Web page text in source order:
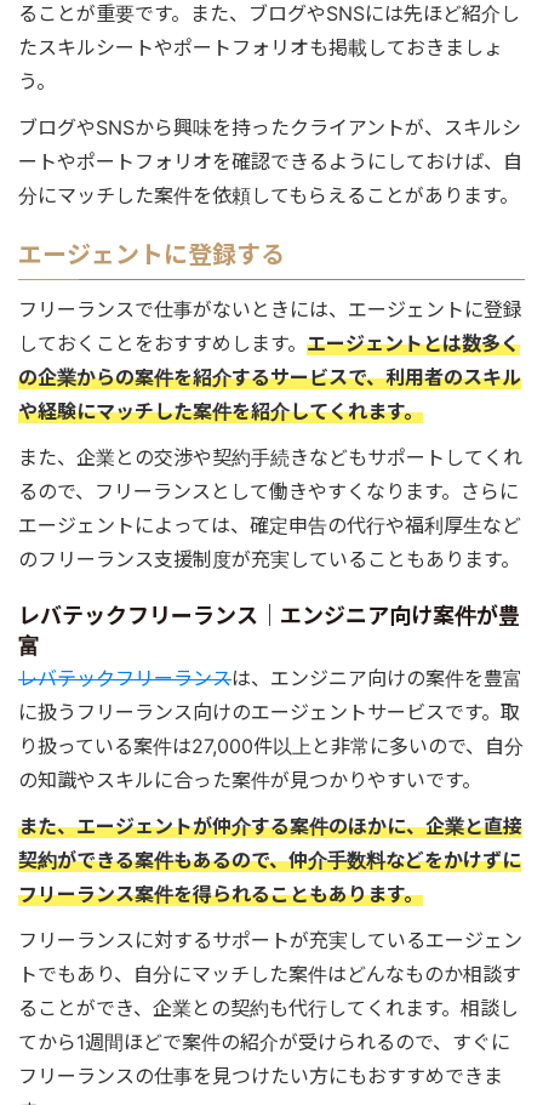
ることが重要です。また、ブログやSNSには先ほど紹介し
たスキルシートやポートフォリオも掲載しておきましょ
う。
ブログやSNSから興味を持ったクライアントが、スキルシ
ートやポートフォリオを確認できるようにしておけば、自
分にマッチした案件を依頼してもらえることがあります。
エージェントに登録する
フリーランスで仕事がないときには、エージェントに登録
しておくことをおすすめします。 エージェントとは数多く
の企業からの案件を紹介するサービスで、利用者のスキル
や経験にマッチした案件を紹介してくれます。
また、企業との交渉や契約手続きなどもサポートしてくれ
るので、フリーランスとして働きやすくなります。さらに
エージェントによっては、確定申告の代行や福利厚生など
のフリーランス支援制度が充実していることもあります。
レバテックフリーランス｜エンジニア向け案件が豊
富
レバテックフリーランスは、エンジニア向けの案件を豊富
に扱うフリーランス向けのエージェントサービスです。取
り扱っている案件は27,000件以上と非常に多いので、自分
の知識やスキルに合った案件が見つかりやすいです。
また、エージェントが仲介する案件のほかに、企業と直接
契約ができる案件もあるので、仲介手数料などをかけずに
フリーランス案件を得られることもあります。
フリーランスに対するサポートが充実しているエージェン
トでもあり、自分にマッチした案件はどんなものか相談す
ることができ、企業との契約も代行してくれます。相談し
てから1週間ほどで案件の紹介が受けられるので、すぐに
フリーランスの仕事を見つけたい方にもおすすめできま